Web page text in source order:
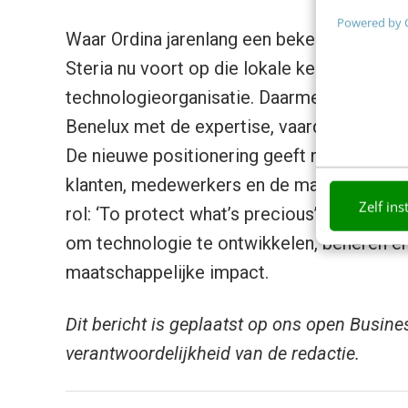
Powered by
Zelf
Waar Ordina jarenlang een bekende naam
Steria nu voort op die lokale kennis en
technologieorganisatie. Daarmee
Benelux met de expertise, vaardigheden
De nieuwe positionering geeft richting
klanten, medewerkers en de markt. Ook
rol: ‘To protect what’s precious’
om technologie te ontwikkelen, beheren
maatschappelijke impact.
Dit bericht is geplaatst op ons open
verantwoordelijkheid van de redactie.